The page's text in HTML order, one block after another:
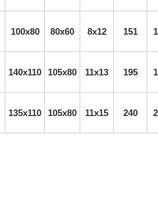
100x80 80x60 8x12 151
140x110 105x80 11х13 195
135х110 105x80 11х15 240